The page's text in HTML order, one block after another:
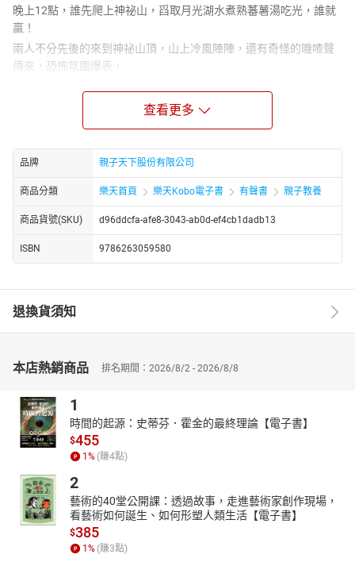
晚上12點，誰先爬上神祕山，舀取月光湖水煮熟蕃薯湯吃光，誰就
贏！
兩人不分先後的來到神祕山頂，山上冷風陣陣，還有奇怪的嘰喳聲
傳來，恐怖氛圍爆表，
15分鐘過去了……30分鐘過去了……45分鐘過去了……
為什麼蕃薯還是煮、不、熟！難道神祕山上真的還有鬼作怪嗎？……
快閃貓和帥帥馬全身都冒起冷汗……
作者簡介
顏志豪
兒童文學博士，有個天馬行空，沒人知道他在想什麼的腦袋。
曾獲得牧笛獎、九歌現代少兒文學獎，秀威青少年文學獎、教育部
話、橋梁書、兒歌與繪本。作品有：《插頭小豬1：停電星球》、
《唱兒歌學注音》、《一個傻蛋賣香屁》、《夢遊》、《神跳牆小
繪者簡介
大葉大學視覺傳達設計系畢業，誤入歧途進出版社工作。因為太喜
歡書又做著相關的事，於是變成像是熱愛上班的傢伙。她歸類自己
是（寬鬆定義下的）藝術家，在她歪斜的價值觀裡，有了這個頭銜
就可以做許多任性快活的事情。
作品散見於雜誌和書籍，較具代表性的是《火龍家庭故事集》、
《小火龍棒球隊》、《小火龍便利商店》，得過開卷好書獎。《找
東西》是她第一次自編自導自演的作品，繼續以一種妖孽四出的姿
態闖蕩江湖。
查看更多
品牌 親子天下股份有限公司
商品分類 樂天首頁 樂天Kobo電子書 有聲書 親子教養
商品貨號(SKU) d96ddcfa-afe8-3043-ab0d-ef4cb1dadb13
ISBN 9786263059580
退換貨須知
本店熱銷商品 排名期間：2026/8/2 - 2026/8/8
1
時間的起源：史蒂芬．霍金的最終理論【電子書】
$455
1 % (賺4點)
2
藝術的40堂公開課：透過故事，走進藝術家創作現場，
看藝術如何誕生、如何形塑人類生活【電子書】
$385
1 % (賺3點)